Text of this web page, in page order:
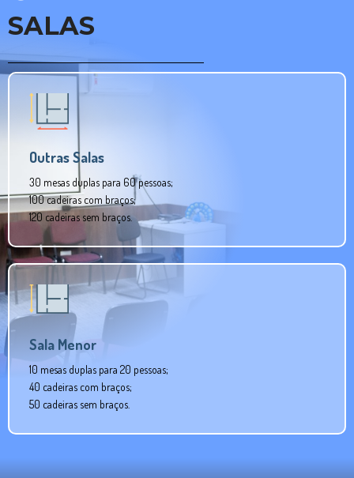
SALAS
Outras Salas
30 mesas duplas para 60 pessoas;
100 cadeiras com braços;
120 cadeiras sem braços.
Sala Menor
10 mesas duplas para 20 pessoas;
40 cadeiras com braços;
50 cadeiras sem braços.